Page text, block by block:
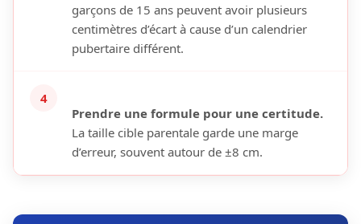
garçons de 15 ans peuvent avoir plusieurs
centimètres d’écart à cause d’un calendrier
pubertaire différent.
4
Prendre une formule pour une certitude.
La taille cible parentale garde une marge
d’erreur, souvent autour de ±8 cm.